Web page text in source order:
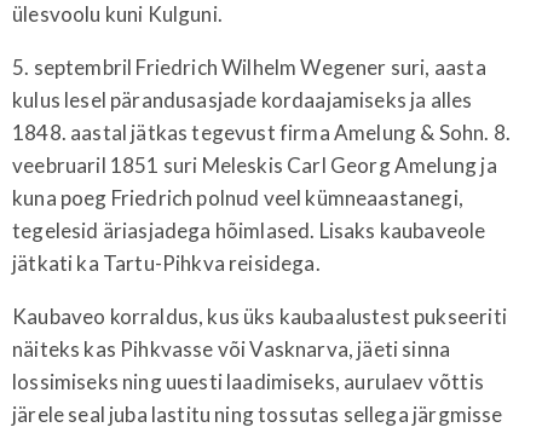
ülesvoolu kuni Kulguni.
5. septembril Friedrich Wilhelm Wegener suri, aasta
kulus lesel pärandusasjade kordaajamiseks ja alles
1848. aastal jätkas tegevust firma Amelung & Sohn. 8.
veebruaril 1851 suri Meleskis Carl Georg Amelung ja
kuna poeg Friedrich polnud veel kümneaastanegi,
tegelesid äriasjadega hõimlased. Lisaks kaubaveole
jätkati ka Tartu-Pihkva reisidega.
Kaubaveo korraldus, kus üks kaubaalustest pukseeriti
näiteks kas Pihkvasse või Vasknarva, jäeti sinna
lossimiseks ning uuesti laadimiseks, aurulaev võttis
järele seal juba lastitu ning tossutas sellega järgmisse